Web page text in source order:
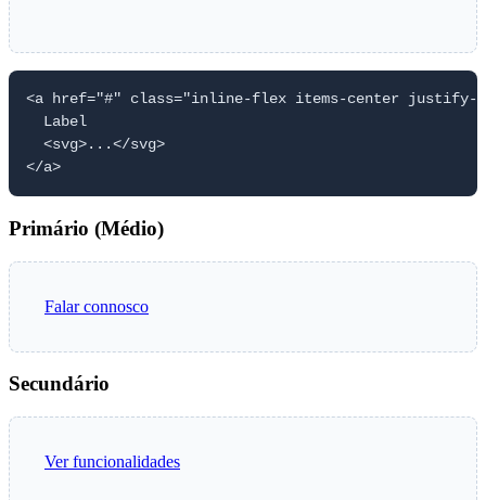
<a href="#" class="inline-flex items-center justify-
  Label
  <svg>...</svg>
</a>
Primário (Médio)
Falar connosco
Secundário
Ver funcionalidades